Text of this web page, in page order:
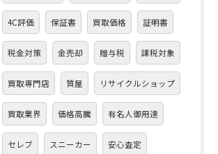
4C評価 保証書 買取価格 証明書
税金対策 金売却 贈与税 課税対象
買取専門店 質屋 リサイクルショップ
買取業界 価格高騰 有名人御用達
セレブ スニーカー 安心査定